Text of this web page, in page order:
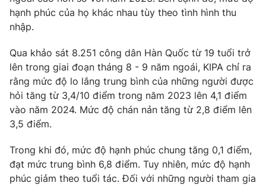
Phim VTV
Nhân vật
Khán giả
Giải sao mai
Giải trí
Điện ảnh
Âm nhạc
Sao
Đời sống
Du lịch
Làm đẹp
Giáo dục
Tuyển sinh
Học trực tuyến
Công nghệ
Hitech Công nghệ tương lai
Sản phẩm
Giao lưu trực tuyến
hạnh phúc của họ khác nhau tùy theo tình hình thu
nhập.
Qua khảo sát 8.251 công dân Hàn Quốc từ 19 tuổi trở
lên trong giai đoạn tháng 8 - 9 năm ngoái, KIPA chỉ ra
rằng mức độ lo lắng trung bình của những người được
hỏi tăng từ 3,4/10 điểm trong năm 2023 lên 4,1 điểm
vào năm 2024. Mức độ chán nản tăng từ 2,8 điểm lên
3,5 điểm.
Trong khi đó, mức độ hạnh phúc chung tăng 0,1 điểm,
đạt mức trung bình 6,8 điểm. Tuy nhiên, mức độ hạnh
phúc giảm theo tuổi tác. Đối với những người tham gia